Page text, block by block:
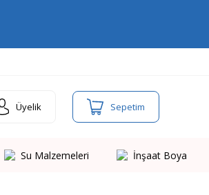
Üyelik Sepetim
Su Malzemeleri İnşaat Boya